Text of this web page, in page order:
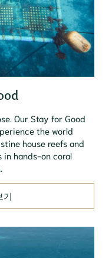
Our Stay for Good
the world
house reefs and
hands-on coral
기